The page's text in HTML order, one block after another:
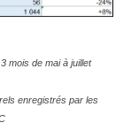
mois de mai à juillet
enregistrés par les